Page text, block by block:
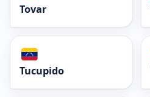
Tovar
Tucupido